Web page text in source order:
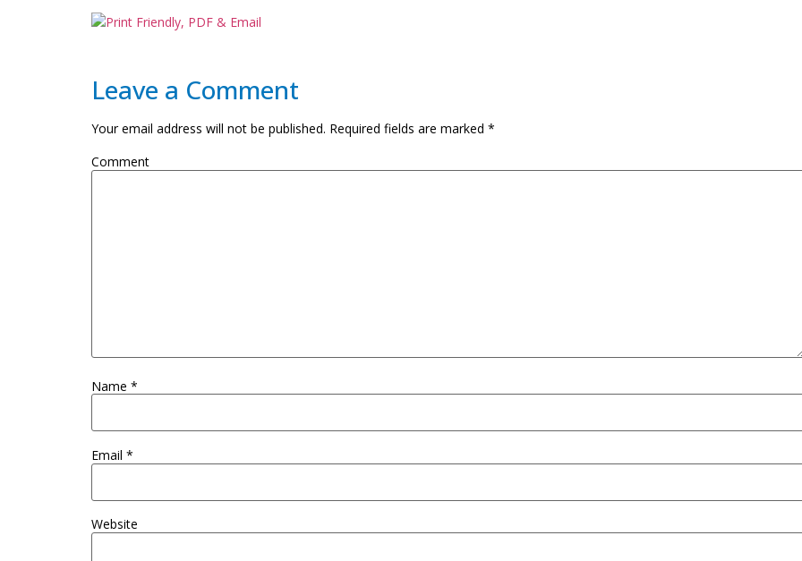
Leave a Comment
Your email address will not be published. Required fields are marked *
Comment
Name *
Email *
Website